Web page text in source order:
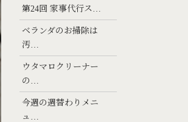
第24回 家事代行ス…
ベランダのお掃除は
汚…
ウタマロクリーナー
の…
今週の週替わりメニ
ュ…